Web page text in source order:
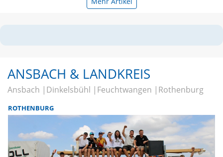
ANSBACH & LANDKREIS
Ansbach Dinkelsbühl Feuchtwangen Rothenburg
ROTHENBURG